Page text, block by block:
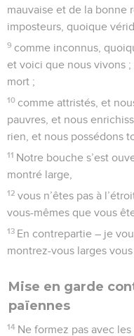
mauvaise et de la bonne
imposteurs, quoique
9 comme inconnus,
et voici que nous vivons
mort ;
10 comme attristés, et
pauvres, et nous
rien, et nous possédons
11 Notre bouche s’est
montré large,
12 vous n’êtes pas à
vous-mêmes que vous
13 En contrepartie – je
montrez-vous larges vous
Mise en garde
païennes
14 Ne formez pas avec